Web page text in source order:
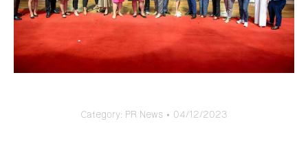
Category: PR News 04/12/2023